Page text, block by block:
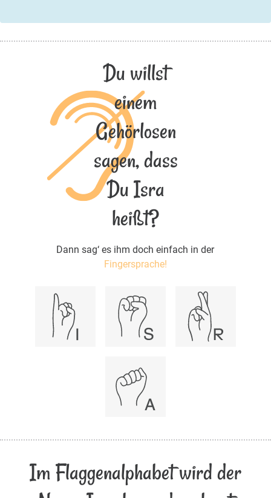
Du willst
einem
Gehörlosen
sagen, dass
Du Isra
heißt?
Dann sag‘ es ihm doch einfach in der
Fingersprache!
Im Flaggenalphabet wird der